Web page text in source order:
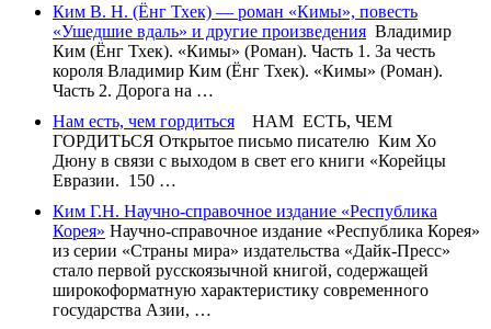
Ким В. Н. (Ёнг Тхек) — роман «Кимы», повесть
«Ушедшие вдаль» и другие произведения Владимир
Ким (Ёнг Тхек). «Кимы» (Роман). Часть 1. За честь
короля Владимир Ким (Ёнг Тхек). «Кимы» (Роман).
Часть 2. Дорога на …
Нам есть, чем гордиться
НАМ ЕСТЬ, ЧЕМ
ГОРДИТЬСЯ Открытое письмо писателю Ким Хо
Дюну в связи с выходом в свет его книги «Корейцы
Евразии. 150 …
Ким Г.Н. Научно-справочное издание «Республика
Корея» Научно-справочное издание «Республика Корея»
из серии «Страны мира» издательства «Дайк-Пресс»
стало первой русскоязычной книгой, содержащей
широкоформатную характеристику современного
государства Азии, …